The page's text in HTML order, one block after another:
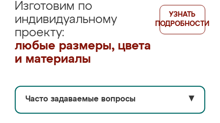
Изготовим по
индивидуальному
проекту:
любые размеры, цвета
и материалы
УЗНАТЬ
ПОДРОБНОСТИ
Часто задаваемые вопросы ▼